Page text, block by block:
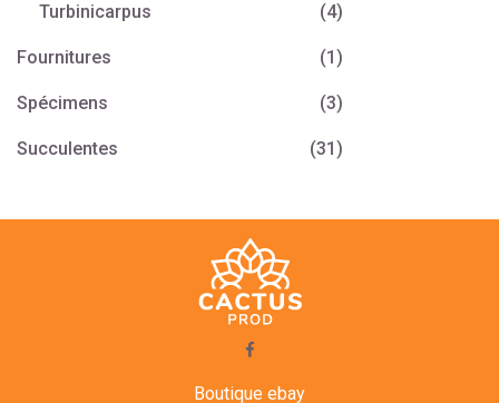
Turbinicarpus (4)
Fournitures (1)
Spécimens (3)
Succulentes (31)
Boutique ebay